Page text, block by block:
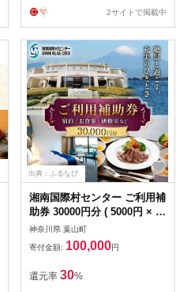
2サイトで掲載中
出典：ふるなび
湘南国際村センター ご利用補
助券 30000円分 ( 5000円 × 6
枚 ) ／ご利用補助券
[ASBQ007]
神奈川県 葉山町
寄付金額: 100,000円
還元率 30%